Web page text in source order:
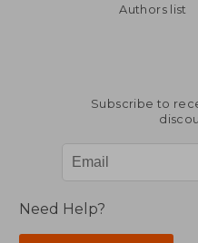
Authors list
Subscribe to
Need Help?